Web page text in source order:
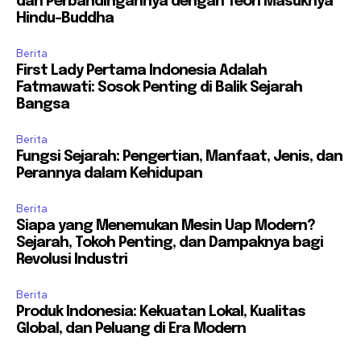
Hindu-Buddha
Berita
First Lady Pertama Indonesia Adalah
Fatmawati: Sosok Penting di Balik Sejarah
Bangsa
Berita
Fungsi Sejarah: Pengertian, Manfaat, Jenis, dan
Perannya dalam Kehidupan
Berita
Siapa yang Menemukan Mesin Uap Modern?
Sejarah, Tokoh Penting, dan Dampaknya bagi
Revolusi Industri
Berita
Produk Indonesia: Kekuatan Lokal, Kualitas
Global, dan Peluang di Era Modern